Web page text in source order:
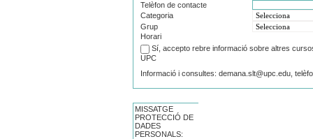
Telèfon de contacte
Categoria
Grup
Horari
Sí, accepto rebre informació sobre altres
UPC
Informació i consultes: demana.slt@upc.edu,
MISSATGE
PROTECCIÓ DE
DADES
PERSONALS: